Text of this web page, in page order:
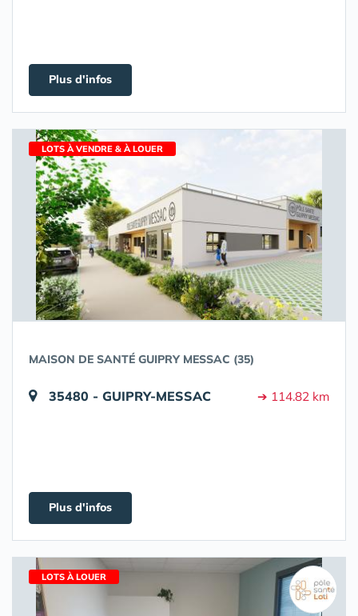
Plus d'infos
LOTS À VENDRE & À LOUER
MAISON DE SANTÉ GUIPRY MESSAC (35)
35480 - GUIPRY-MESSAC ➔ 114.82 km
Plus d'infos
LOTS À LOUER